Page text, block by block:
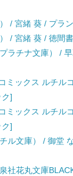
/ 宮緒 葵 / プラ
/ 宮緒 葵 / 徳間
ラチナ文庫） /
ミックス ルチル
]
ミックス ルチル
]
ル文庫） / 御堂
社花丸文庫